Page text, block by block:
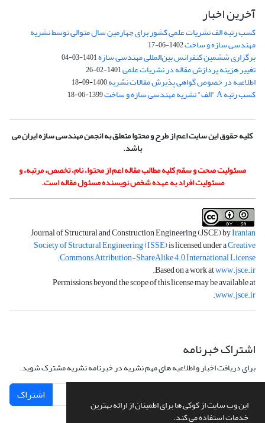
این وب سایت از کوکی ها برای اطمینان از ارائه بهترین
خدمات استفاده می کند.
آخرین اخبار
کسب رتبه الف نشریات علمی کشور برای چهارمین سال متوالی توسط نشریه
مهندسی سازه و ساخت1402-06-17
برگزاری ششمین کنفرانس بین‌المللی مهندسی سازه1401-03-04
تغییر هزینه پردازش مقاله در نشریات علمی1401-02-26
اطلاعیه در خصوص گواهی پذیرش مقالات نشریه1400-09-18
کسب رتبه A "الف" نشریه مهندسی سازه و ساخت 1399-06-18
کلیه حقوق این سایت اعم از طرح و محتوا متعلق به انجمن مهندسی سازه ایران می
باشد.
مسئولیت صحت و سقم کلیه مطالب مقاله اعم از محتوا، نام، تخصص، مرتبه، و
مسئولیت افراد به عهده شخص نویسنده مسئول مقاله است.
Journal of Structural and Construction Engineering (JSCE) byIranian
Society of Structural Engineering (ISSE)is licensed under aCreative
Commons Attribution-ShareAlike 4.0 International License
.
Based on a work atwww.jsce.ir
.
Permissions beyond the scope of this license may be available at
www.jsce.ir
.
اشتراک خبرنامه
برای دریافت اخبار و اطلاعیه های مهم نشریه در خبرنامه نشریه مشترک شوید.
اشتراک